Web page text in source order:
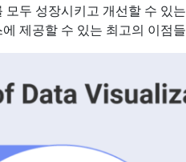
두 성장시키고 개선할 수 있
제공할 수 있는 최고의 이점